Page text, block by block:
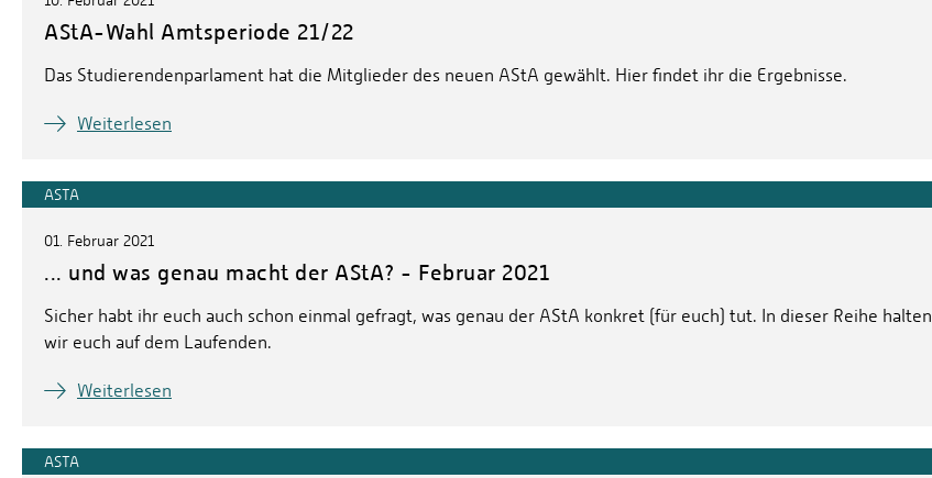
AStA-Wahl Amtsperiode 21/22
Das Studierendenparlament hat die Mitglieder des neuen AStA gewählt. Hier findet ihr die Ergebnisse.
Weiterlesen
ASTA
01. Februar 2021
... und was genau macht der AStA? - Februar 2021
Sicher habt ihr euch auch schon einmal gefragt, was genau der AStA konkret (für euch) tut. In dieser Reihe halten
wir euch auf dem Laufenden.
Weiterlesen
ASTA